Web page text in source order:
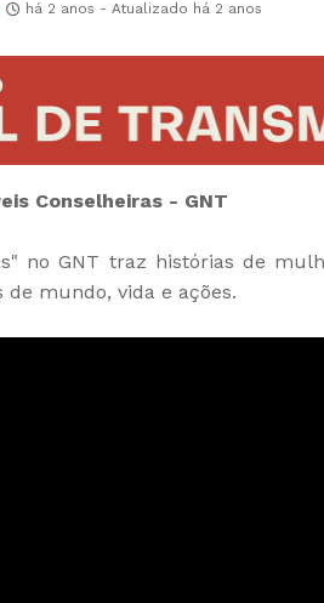
há 2 anos - Atualizado há 2 anos
Conselheiras - GNT
no GNT traz histórias de
mundo, vida e ações.